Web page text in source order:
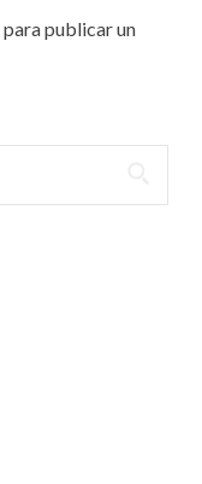
para publicar un